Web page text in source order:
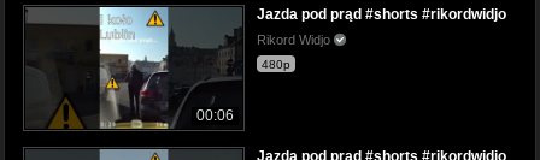
00:06
Jazda pod prąd #shorts #rikordwidjo
Rikord Widjo
480p
Jazda pod prąd #shorts #rikordwidjo